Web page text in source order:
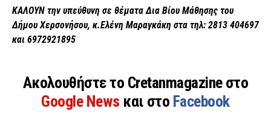
ΚΑΛΟΥΝ τηνυπεύθυνη σε θέματα Δια Βίου Μάθησης του
Δήμου Χερσονήσου, κ.Ελένη Μαραγκάκη στα τηλ: 2813 404697
και 6972921895
Ακολουθήστε το Cretanmagazine στο
Google News και στο Facebook